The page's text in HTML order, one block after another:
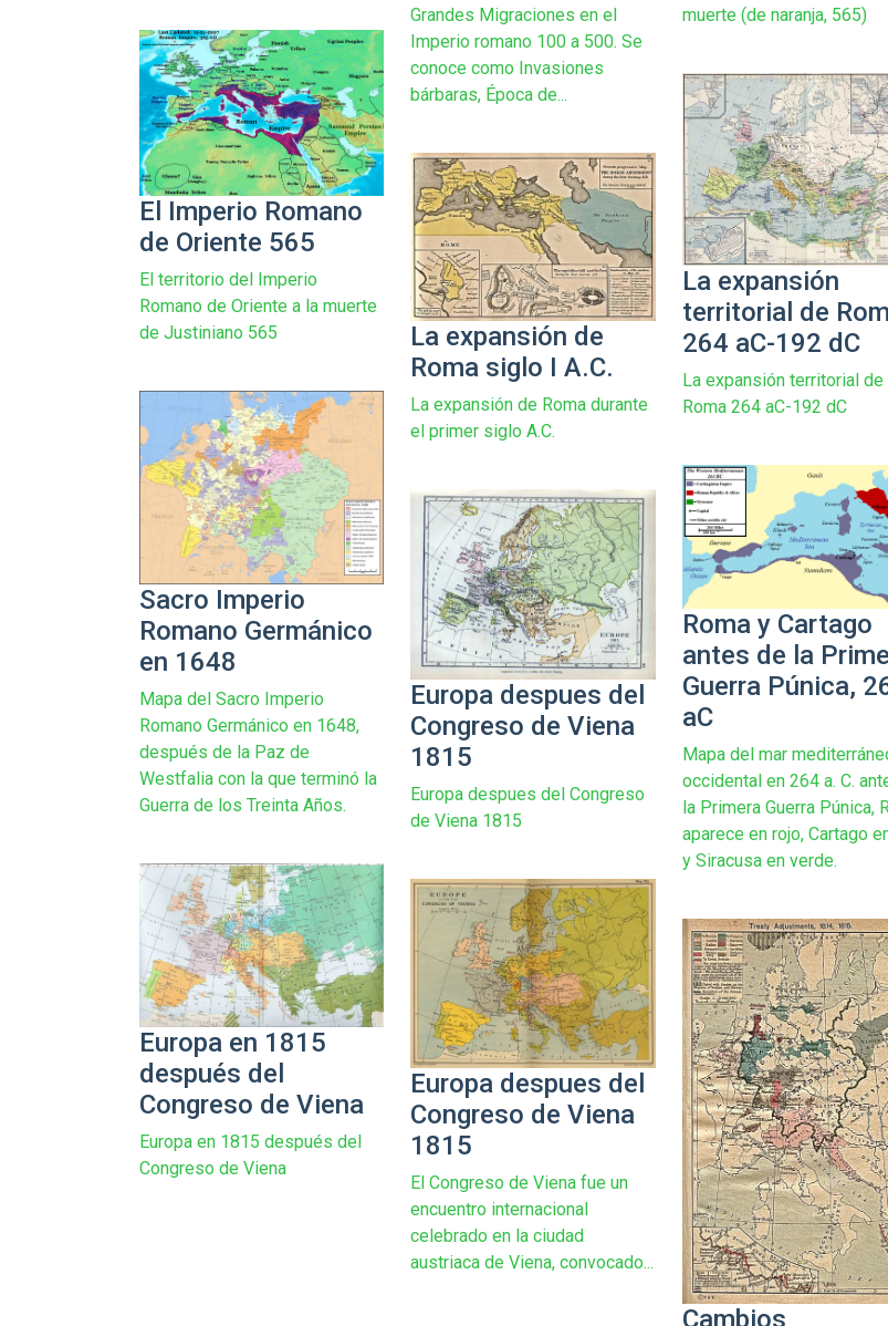
Grandes Migraciones en el
Imperio romano 100 a 500. Se
conoce como Invasiones
bárbaras, Época de...
muerte (de naranja, 565)
El Imperio Romano
de Oriente 565
El territorio del Imperio
Romano de Oriente a la muerte
de Justiniano 565
La expansión
territorial de
264 aC-192 dC
La expansión territorial de
Roma 264 aC-192 dC
La expansión de
Roma siglo I A.C.
La expansión de Roma durante
el primer siglo A.C.
Sacro Imperio
Romano Germánico
en 1648
Mapa del Sacro Imperio
Romano Germánico en 1648,
después de la Paz de
Westfalia con la que terminó la
Guerra de los Treinta Años.
Roma y Cartago
antes de la
Guerra Púnica,
aC
Mapa del mar
occidental en 264 a. C.
la Primera Guerra Púnica,
aparece en rojo, Cartago
y Siracusa en verde.
Europa despues del
Congreso de Viena
1815
Europa despues del Congreso
de Viena 1815
Europa en 1815
después del
Congreso de Viena
Europa en 1815 después del
Congreso de Viena
Europa despues del
Congreso de Viena
1815
El Congreso de Viena fue un
encuentro internacional
celebrado en la ciudad
austriaca de Viena, convocado...
Cambios